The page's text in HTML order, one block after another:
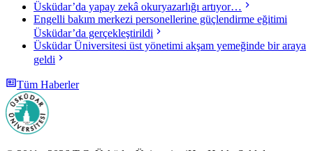
Üsküdar’da yapay zekâ okuryazarlığı artıyor…
Engelli bakım merkezi personellerine güçlendirme eğitimi
Üsküdar’da gerçekleştirildi
Üsküdar Üniversitesi üst yönetimi akşam yemeğinde bir araya
geldi
Tüm Haberler